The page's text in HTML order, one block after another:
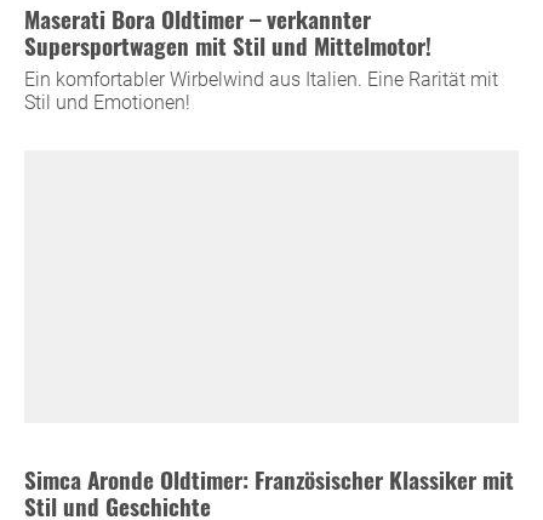
Maserati Bora Oldtimer – verkannter
Supersportwagen mit Stil und Mittelmotor!
Ein komfortabler Wirbelwind aus Italien. Eine Rarität mit
Stil und Emotionen!
Simca Aronde Oldtimer: Französischer Klassiker mit
Stil und Geschichte